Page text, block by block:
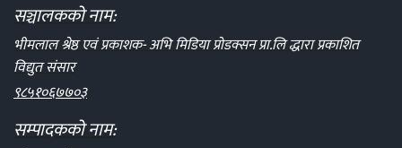
सञ्चालकको नाम:
भीमलाल श्रेष्ठ एवं प्रकाशक- अभि मिडिया प्रोडक्सन प्रा.लि द्धारा प्रकाशित
विद्युत संसार
९८५१०६७७०३
सम्पादकको नाम: